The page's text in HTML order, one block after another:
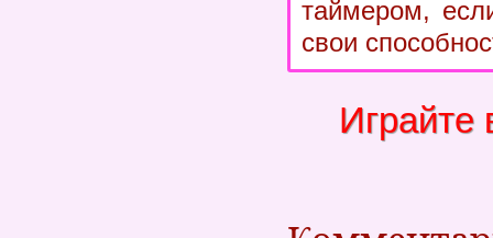
таймером,
свои
Играйте